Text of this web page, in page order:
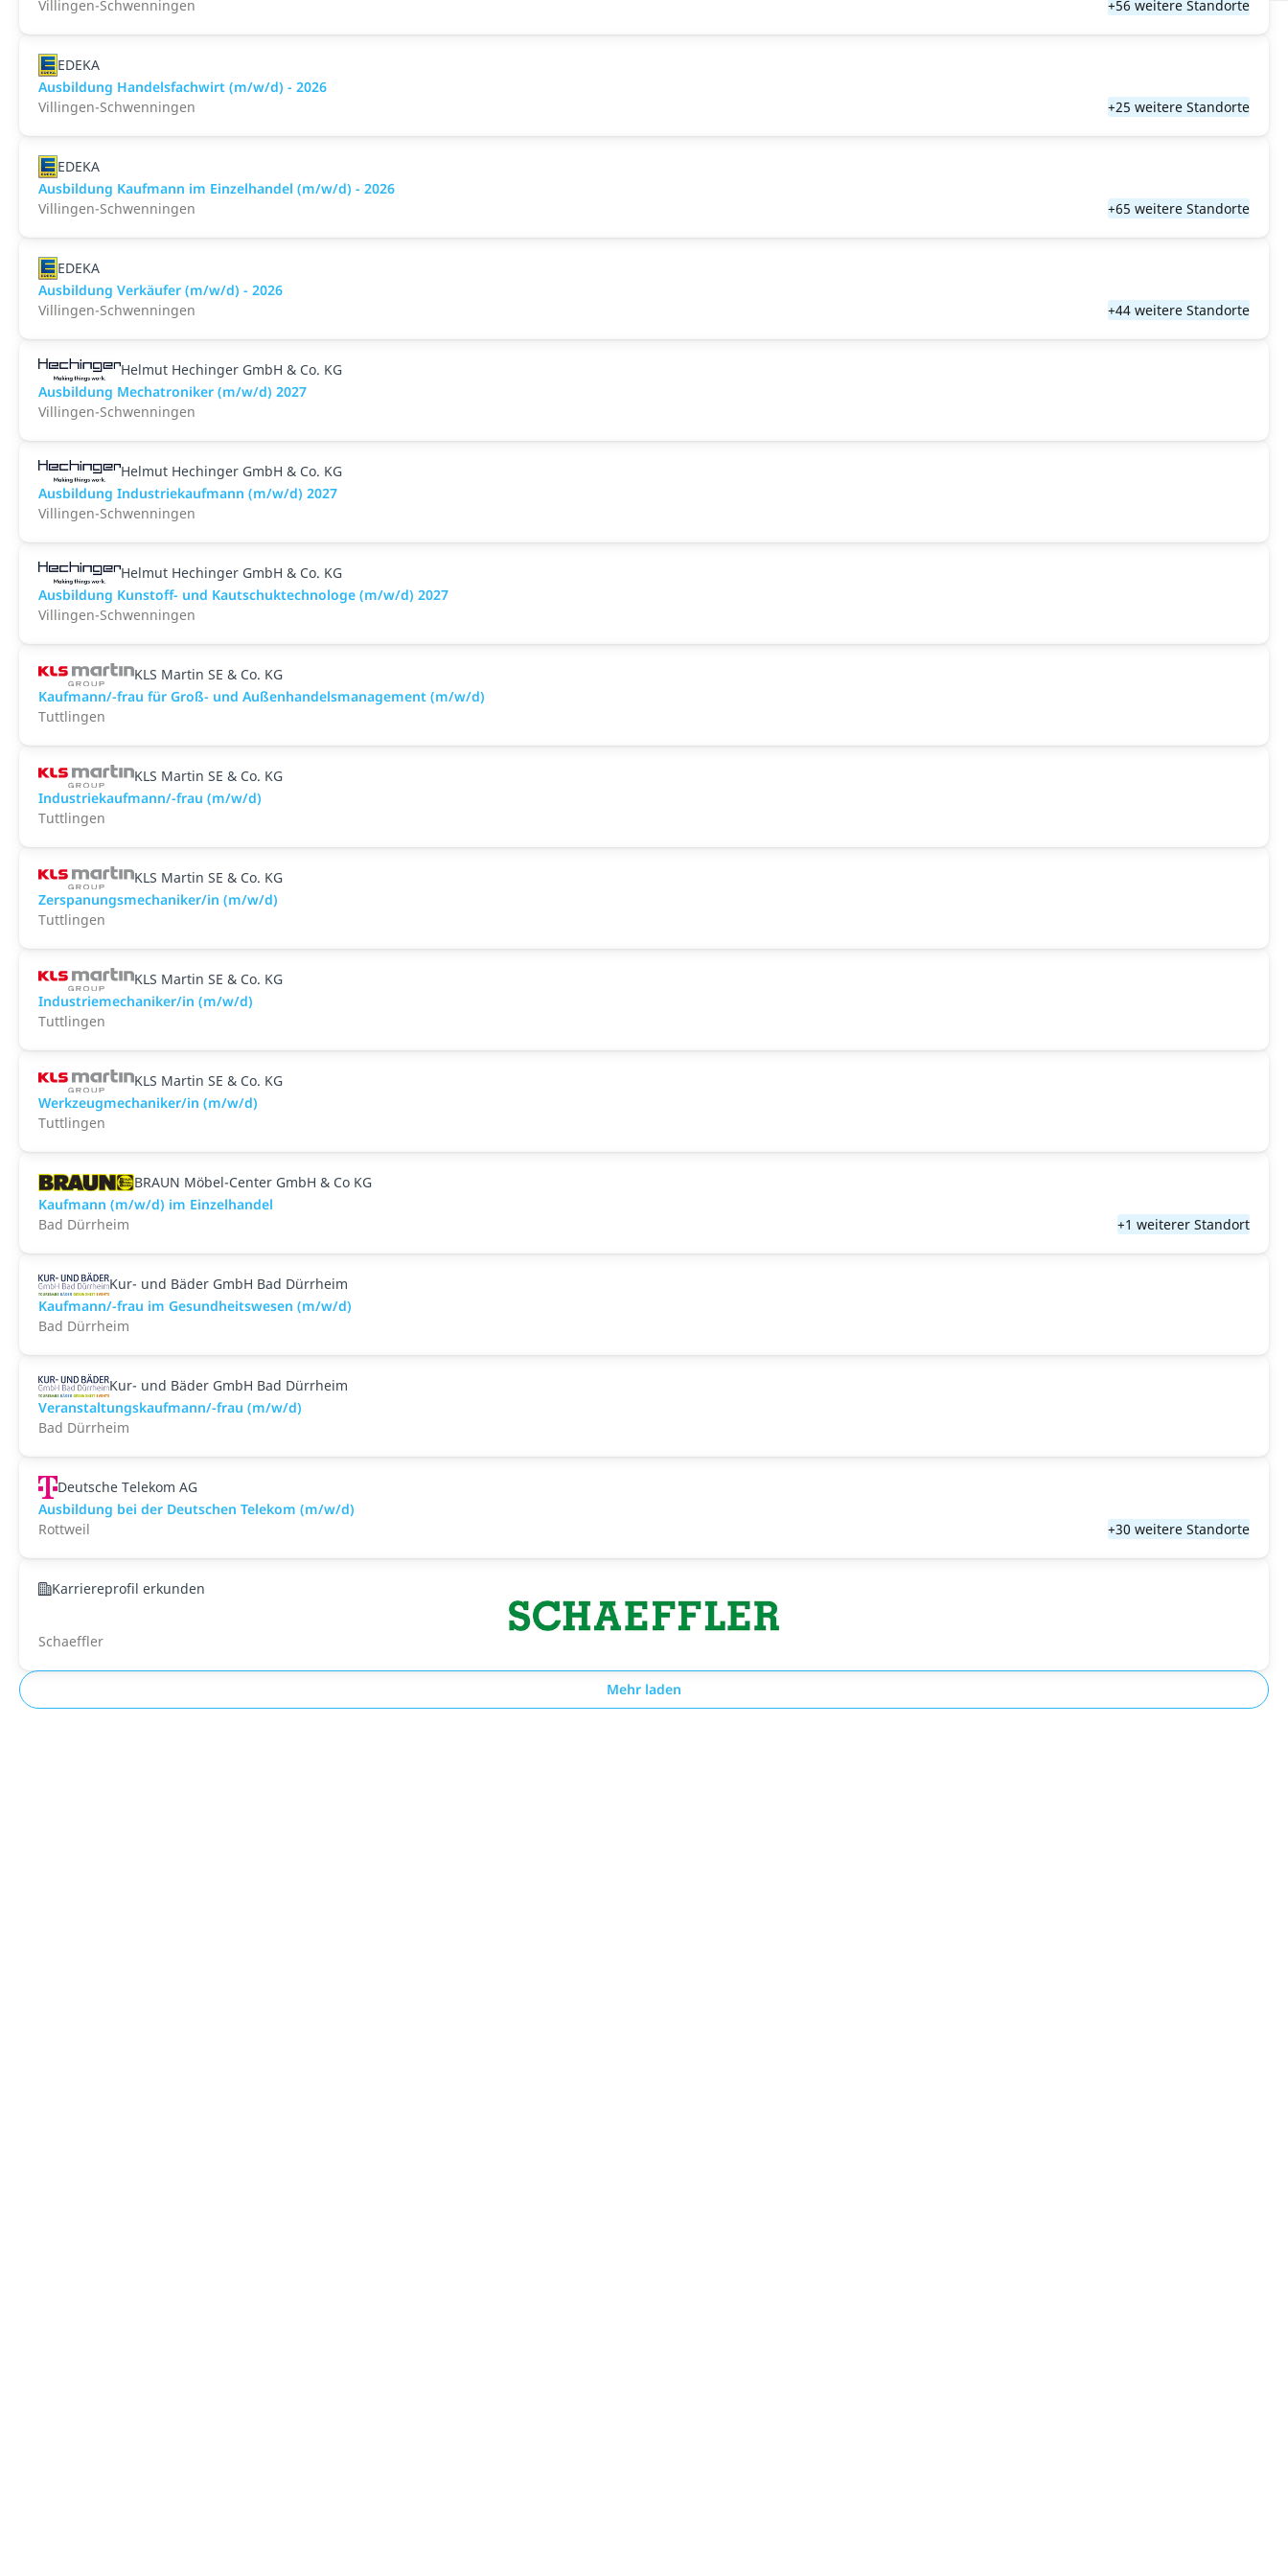
Villingen-Schwenningen +56 weitere Standorte
EDEKA
Ausbildung Handelsfachwirt (m/w/d) - 2026
Villingen-Schwenningen
+25 weitere Standorte
EDEKA
Ausbildung Kaufmann im Einzelhandel (m/w/d) - 2026
Villingen-Schwenningen
+65 weitere Standorte
EDEKA
Ausbildung Verkäufer (m/w/d) - 2026
Villingen-Schwenningen
+44 weitere Standorte
Helmut Hechinger GmbH & Co. KG
Ausbildung Mechatroniker (m/w/d) 2027
Villingen-Schwenningen
Helmut Hechinger GmbH & Co. KG
Ausbildung Industriekaufmann (m/w/d) 2027
Villingen-Schwenningen
Helmut Hechinger GmbH & Co. KG
Ausbildung Kunstoff- und Kautschuktechnologe (m/w/d) 2027
Villingen-Schwenningen
KLS Martin SE & Co. KG
Kaufmann/-frau für Groß- und Außenhandelsmanagement (m/w/d)
Tuttlingen
KLS Martin SE & Co. KG
Industriekaufmann/-frau (m/w/d)
Tuttlingen
KLS Martin SE & Co. KG
Zerspanungsmechaniker/in (m/w/d)
Tuttlingen
KLS Martin SE & Co. KG
Industriemechaniker/in (m/w/d)
Tuttlingen
KLS Martin SE & Co. KG
Werkzeugmechaniker/in (m/w/d)
Tuttlingen
BRAUN Möbel-Center GmbH & Co KG
Kaufmann (m/w/d) im Einzelhandel
Bad Dürrheim
+1 weiterer Standort
Kur- und Bäder GmbH Bad Dürrheim
Kaufmann/-frau im Gesundheitswesen (m/w/d)
Bad Dürrheim
Kur- und Bäder GmbH Bad Dürrheim
Veranstaltungskaufmann/-frau (m/w/d)
Bad Dürrheim
Deutsche Telekom AG
Ausbildung bei der Deutschen Telekom (m/w/d)
Rottweil
+30 weitere Standorte
Karriereprofil erkunden
Schaeffler
Mehr laden